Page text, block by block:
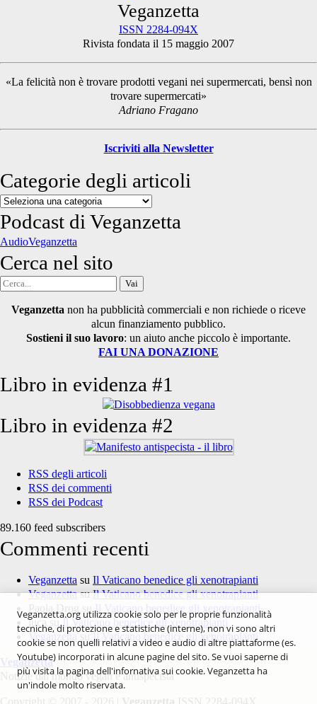
Sidebar
Veganzetta
ISSN 2284-094X
Rivista fondata il 15 maggio 2007
«La felicità non è trovare prodotti vegani nei supermercati, bensì non
trovare supermercati»
Adriano Fragano
Iscriviti alla Newsletter
Categorie degli articoli
Categorie
degli
articoli
Podcast di Veganzetta
AudioVeganzetta
Cerca nel sito
Cerca
Veganzetta non ha pubblicità commerciali e non richiede o riceve
alcun finanziamento pubblico.
Sostieni il suo lavoro: un aiuto anche piccolo è importante.
FAI UNA DONAZIONE
Libro in evidenza #1
Libro in evidenza #2
RSS degli articoli
RSS dei commenti
RSS dei Podcast
89.160 feed subscribers
Commenti recenti
Veganzetta su Il Vaticano benedice gli xenotrapianti
VeganzettasuIl Vaticano benedice gli xenotrapianti
Paola Drog suIl Vaticano benedice gli xenotrapianti
luca suIl Vaticano benedice gli xenotrapianti
Veganzetta su Il Vaticano benedice gli xenotrapianti
Veganzetta
Notizie dal mondo vegan e antispecista
Copyright © 2007 - 2026 | Veganzetta ISSN 2284-094X
Veganzetta.org utilizza cookie solo per le proprie funzionalità
tecniche, di protezione e statistiche (interne), non vi sono altri
cookie se non quelli relativi a video e audio di altre piattaforme (es.
Youtube) incorporati in alcune pagine del sito. Se vuoi saperne di
più visita la pagina dell'infornativa sui cookie. Veganzetta ha
un'indole molto riservata.